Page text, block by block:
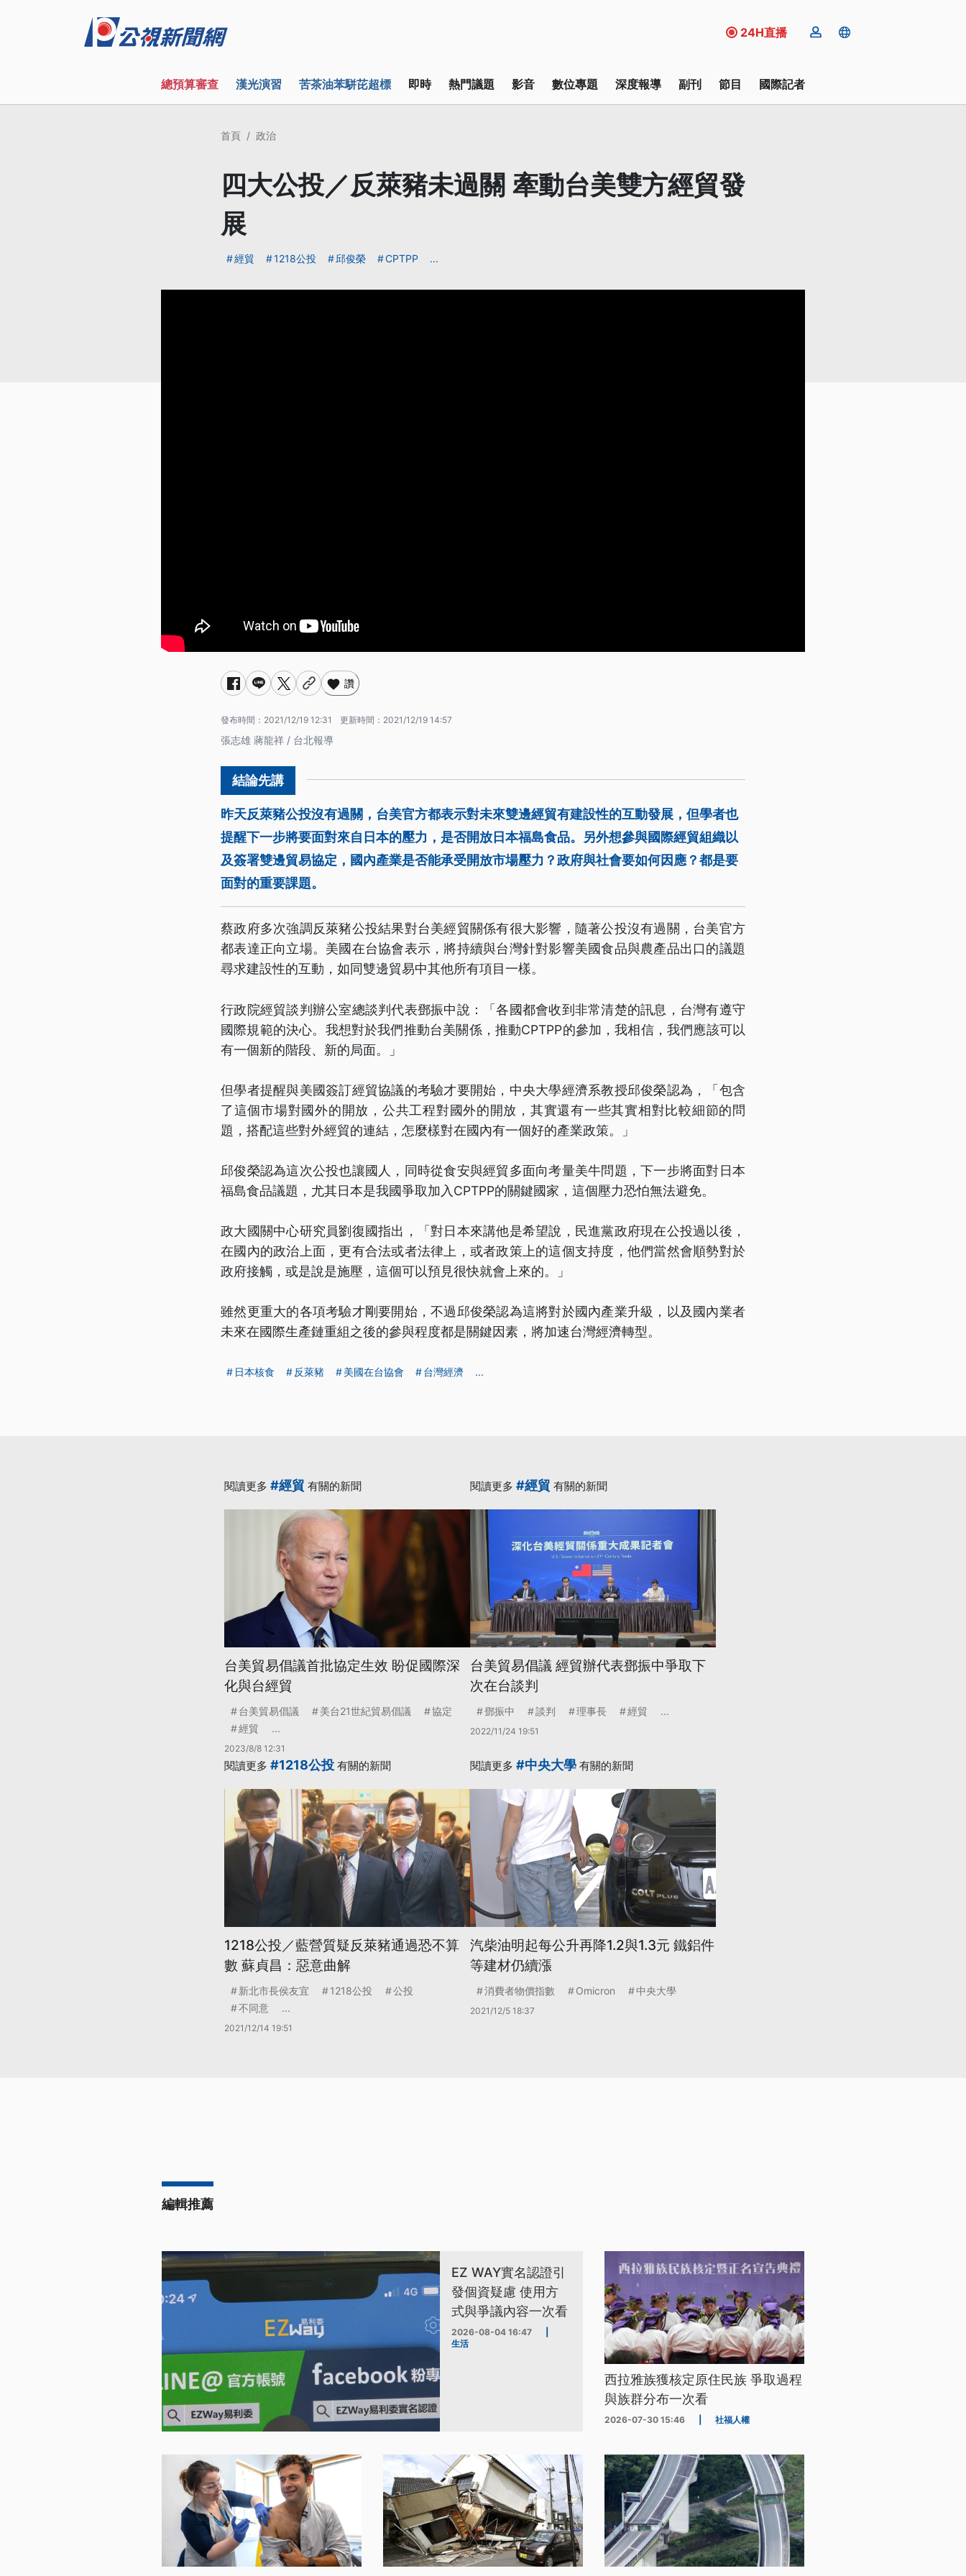
24H直播
總預算審查 漢光演習 苦茶油苯駢芘超標 即時 熱門議題 影音 數位專題 深度報導 副刊 節目 國際記者
首頁 政治
四大公投／反萊豬未過關 牽動台美雙方經貿發
展
經貿 1218公投 邱俊榮 CPTPP ...
讚
發布時間： 2021/12/19 12:31 更新時間： 2021/12/19 14:57
張志雄 蔣龍祥 / 台北報導
昨天反萊豬公投沒有過關，台美官方都表示對未來雙邊經貿有建設性的互動發展，但學者也
提醒下一步將要面對來自日本的壓力，是否開放日本福島食品。另外想參與國際經貿組織以
及簽署雙邊貿易協定，國內產業是否能承受開放市場壓力？政府與社會要如何因應？都是要
面對的重要課題。
蔡政府多次強調反萊豬公投結果對台美經貿關係有很大影響，隨著公投沒有過關，台美官方
都表達正向立場。美國在台協會表示，將持續與台灣針對影響美國食品與農產品出口的議題
尋求建設性的互動，如同雙邊貿易中其他所有項目一樣。
行政院經貿談判辦公室總談判代表鄧振中說：「各國都會收到非常清楚的訊息，台灣有遵守
國際規範的決心。我想對於我們推動台美關係，推動CPTPP的參加，我相信，我們應該可以
有一個新的階段、新的局面。」
但學者提醒與美國簽訂經貿協議的考驗才要開始，中央大學經濟系教授邱俊榮認為，「包含
了這個市場對國外的開放，公共工程對國外的開放，其實還有一些其實相對比較細節的問
題，搭配這些對外經貿的連結，怎麼樣對在國內有一個好的產業政策。」
邱俊榮認為這次公投也讓國人，同時從食安與經貿多面向考量美牛問題，下一步將面對日本
福島食品議題，尤其日本是我國爭取加入CPTPP的關鍵國家，這個壓力恐怕無法避免。
政大國關中心研究員劉復國指出，「對日本來講他是希望說，民進黨政府現在公投過以後，
在國內的政治上面，更有合法或者法律上，或者政策上的這個支持度，他們當然會順勢對於
政府接觸，或是說是施壓，這個可以預見很快就會上來的。」
雖然更重大的各項考驗才剛要開始，不過邱俊榮認為這將對於國內產業升級，以及國內業者
未來在國際生產鏈重組之後的參與程度都是關鍵因素，將加速台灣經濟轉型。
日本核食 反萊豬 美國在台協會 台灣經濟 ...
閱讀更多 #經貿 有關的新聞
台美貿易倡議首批協定生效 盼促國際深
化與台經貿
台美貿易倡議 美台21世紀貿易倡議
協定
經貿
...
2023/8/8 12:31
閱讀更多 #經貿 有關的新聞
台美貿易倡議 經貿辦代表鄧振中爭取下
次在台談判
鄧振中 談判 理事長 經貿 ...
2022/11/24 19:51
閱讀更多 #1218公投 有關的新聞
1218公投／藍營質疑反萊豬通過恐不算
數 蘇貞昌：惡意曲解
新北市長侯友宜 1218公投
公投
不同意
...
2021/12/14 19:51
閱讀更多 #中央大學 有關的新聞
汽柴油明起每公升再降1.2與1.3元 鐵鋁件
等建材仍續漲
消費者物價指數 Omicron 中央大學
2021/12/5 18:37
編輯推薦
EZ WAY實名認證引
發個資疑慮 使用方
式與爭議內容一次看
2026-08-04 16:47
生活
西拉雅族獲核定原住民族 爭取過程
與族群分布一次看
2026-07-30 15:46 社福人權